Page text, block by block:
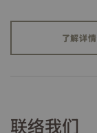
了解详情
联络我们